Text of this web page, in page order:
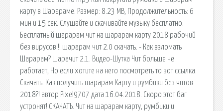
карту в Шарараме. Размер: 8.23 MB, Продолжительность: 6
мин и 15 сек. Слушайте и скачивайте музыку бесплатно.
Бесплатный шарарам чит на шарарам карту 2018 рабочий
без вирусов!!! шарарам чит 2.0 скачать. - Как взломать
Шарарам? Шарачит 2.1. Видео-Шутка Чит больше не
работает, Но если хотите на него посмотреть то вот ссылка.
Скачать. Как получить шарарам Карту и румбики без читов
2018?! автор Pixel9707 дата 16.04.2018. Скоро этот баг
устронят! СКАЧАТЬ. Чит на шарарам карту, румбики и